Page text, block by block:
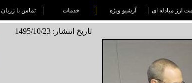
ارز مبادله ای آرشیو ویژه خدمات تماس با زربان
تاریخ انتشار: 1495/10/23